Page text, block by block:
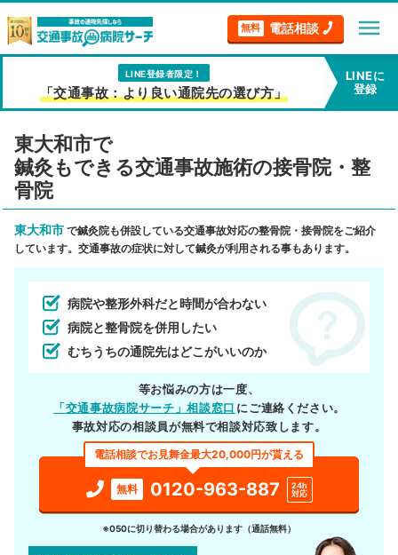
無料 電話相談 menu
LINE登録者限定！
「交通事故：より良い通院先の選び方」
LINEに
登録
東大和市で
鍼灸もできる交通事故施術の接骨院・整
骨院
東大和市 で鍼灸院も併設している交通事故対応の整骨院・接骨院をご紹介
しています。交通事故の症状に対して鍼灸が利用される事もあります。
病院や整形外科だと時間が合わない
病院と整骨院を併用したい
むちうちの通院先はどこがいいのか
等お悩みの方は一度、
「交通事故病院サーチ」相談窓口 にご連絡ください。
事故対応の相談員が無料で相談対応致します。
電話相談でお見舞金最大20,000円が貰える
無料 0120-963-887
24h
対応
※050に切り替わる場合があります（通話無料）